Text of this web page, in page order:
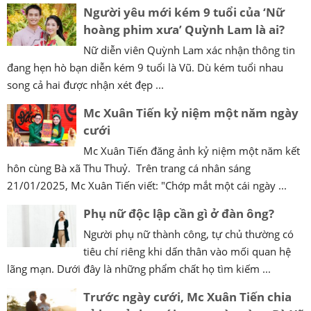
Người yêu mới kém 9 tuổi của ‘Nữ
hoàng phim xưa’ Quỳnh Lam là ai?
Nữ diễn viên Quỳnh Lam xác nhận thông tin
đang hẹn hò bạn diễn kém 9 tuổi là Vũ. Dù kém tuổi nhau
song cả hai được nhận xét đẹp ...
Mc Xuân Tiến kỷ niệm một năm ngày
cưới
Mc Xuân Tiến đăng ảnh kỷ niệm một năm kết
hôn cùng Bà xã Thu Thuỷ. Trên trang cá nhân sáng
21/01/2025, Mc Xuân Tiến viết: "Chớp mắt một cái ngày ...
Phụ nữ độc lập cần gì ở đàn ông?
Người phụ nữ thành công, tự chủ thường có
tiêu chí riêng khi dấn thân vào mối quan hệ
lãng mạn. Dưới đây là những phẩm chất họ tìm kiếm ...
Trước ngày cưới, Mc Xuân Tiến chia